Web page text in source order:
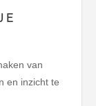
van
en inzicht te